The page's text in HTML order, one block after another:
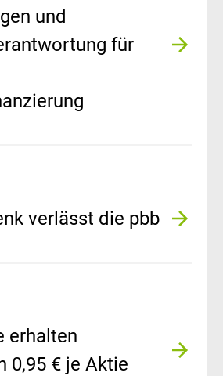
und
für
verlässt die pbb
erhalten
0,95 € je Aktie